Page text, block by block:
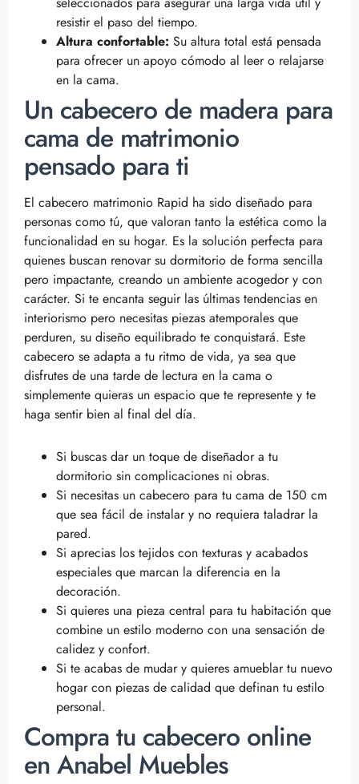
resistir el paso del tiempo.
Altura confortable: Su altura total está pensada
para ofrecer un apoyo cómodo al leer o relajarse
en la cama.
Un cabecero de madera para
cama de matrimonio
pensado para ti
El cabecero matrimonio Rapid ha sido diseñado para
personas como tú, que valoran tanto la estética como la
funcionalidad en su hogar. Es la solución perfecta para
quienes buscan renovar su dormitorio de forma sencilla
pero impactante, creando un ambiente acogedor y con
carácter. Si te encanta seguir las últimas tendencias en
interiorismo pero necesitas piezas atemporales que
perduren, su diseño equilibrado te conquistará. Este
cabecero se adapta a tu ritmo de vida, ya sea que
disfrutes de una tarde de lectura en la cama o
simplemente quieras un espacio que te represente y te
haga sentir bien al final del día.
Si buscas dar un toque de diseñador a tu
dormitorio sin complicaciones ni obras.
Si necesitas un cabecero para tu cama de 150 cm
que sea fácil de instalar y no requiera taladrar la
pared.
Si aprecias los tejidos con texturas y acabados
especiales que marcan la diferencia en la
decoración.
Si quieres una pieza central para tu habitación que
combine un estilo moderno con una sensación de
calidez y confort.
Si te acabas de mudar y quieres amueblar tu nuevo
hogar con piezas de calidad que definan tu estilo
personal.
Compra tu cabecero online
en Anabel Muebles